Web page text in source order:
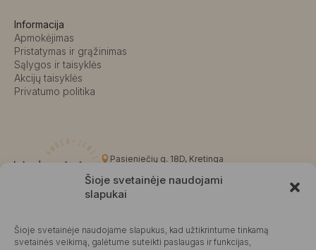
Šioje svetainėje naudojami
slapukai
Šioje svetainėje naudojame slapukus, kad užtikrintume tinkamą
svetainės veikimą, galėtume suteikti paslaugas ir funkcijas,
Informacija
Apmokėjimas
Pristatymas ir grąžinimas
Sąlygos ir taisyklės
Akcijų taisyklės
Privatumo politika
Pasieniečių g. 18D, Kretinga
info@kalvaite.lt
Kalvaitė